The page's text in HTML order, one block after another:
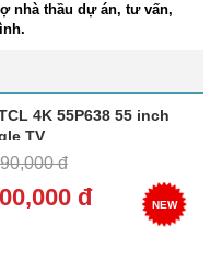
nhà thầu dự án, tư vấn,
4K 55P638 55 inch
TV
đ
đ NEW